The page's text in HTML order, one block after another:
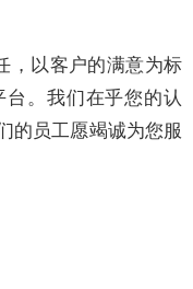
，以客户的满意为标
。我们在乎您的认
的员工愿竭诚为您服